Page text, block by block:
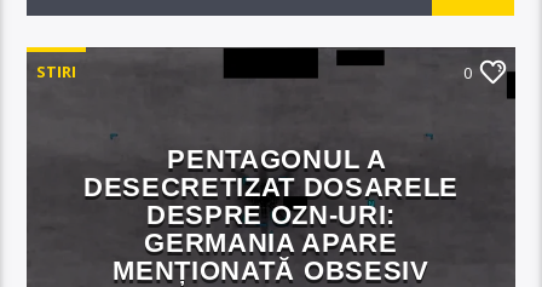
STIRI 0
PENTAGONUL A
DESECRETIZAT DOSARELE
DESPRE OZN-URI:
GERMANIA APARE
MENȚIONATĂ OBSESIV